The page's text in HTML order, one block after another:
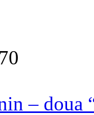
– doua